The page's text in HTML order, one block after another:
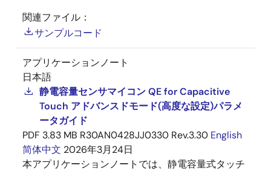
関連ファイル：
サンプルコード
アプリケーションノート
日本語
静電容量センサマイコン QE for Capacitive
Touch アドバンスドモード(高度な設定)パラメ
ータガイド
PDF 3.83 MB R30AN0428JJ0330 Rev.3.30 English
简体中文 2026年3月24日
本アプリケーションノートでは、静電容量式タッチ